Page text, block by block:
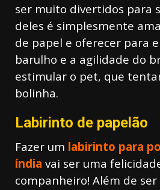
ser muito divertidos para
deles é simplesmente
de papel e oferecer para
barulho e a agilidade do
estimular o pet, que
bolinha.
Labirinto de papelão
Fazer um labirinto para
índia vai ser uma
companheiro! Além de